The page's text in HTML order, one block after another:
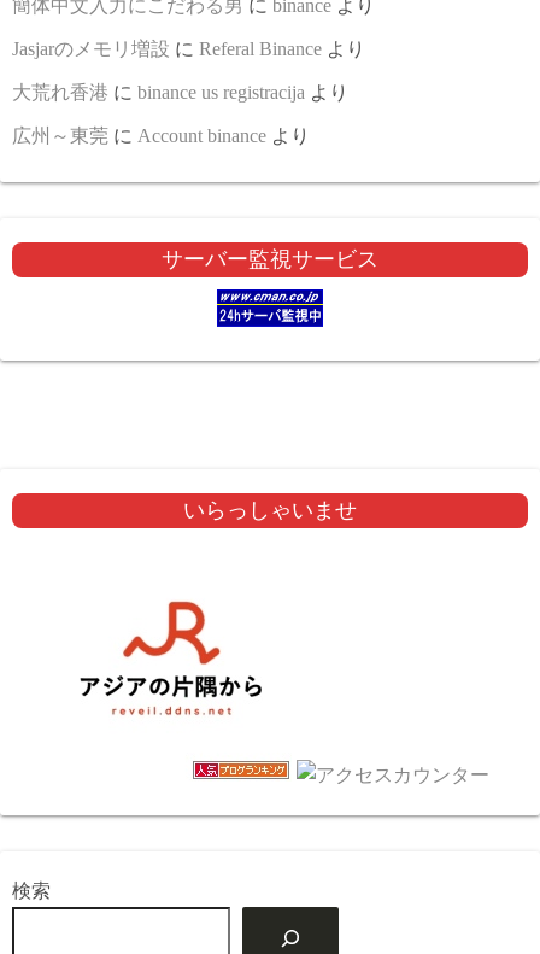
簡体中文入力にこだわる男 に binance より
Jasjarのメモリ増設 に Referal Binance より
大荒れ香港 に binance us registracija より
広州～東莞 に Account binance より
サーバー監視サービス
いらっしゃいませ
検索